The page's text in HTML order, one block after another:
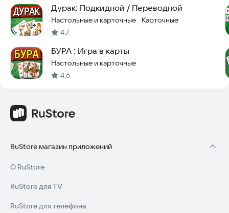
Почему стоит играть:
• Тёплая ретро-атмосфера и стильные советские
иллюстрации.
• Подходит для коротких перерывов, тренировки логики и
стратегического мышления.
• Идеален для новичков (режим 1 масть) и для тех, кто любит
серьёзный вызов (4 масти).
Дурак: Подкидной / Переводной
Настольные и карточные · Карточные
4,7
БУРА : Игра в карты
Настольные и карточные
4,6
RuStore магазин приложений
О RuStore
RuStore для TV
RuStore для телефона